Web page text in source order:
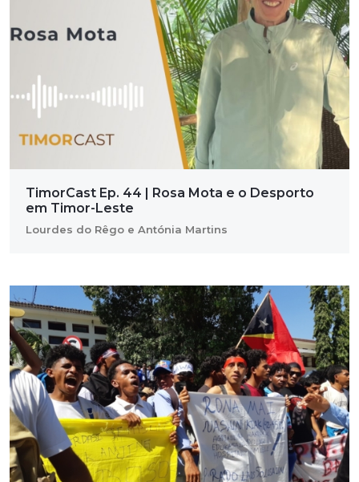
TimorCast Ep. 44 | Rosa Mota e o Desporto
em Timor-Leste
Lourdes do Rêgo e Antónia Martins